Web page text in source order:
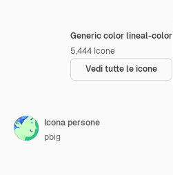
Generic color lineal-color
5,444 Icone
Vedi tutte le icone
Icona persone
pbig